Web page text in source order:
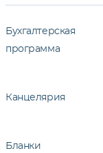
Бухгалтерская
программа
Канцелярия
Бланки